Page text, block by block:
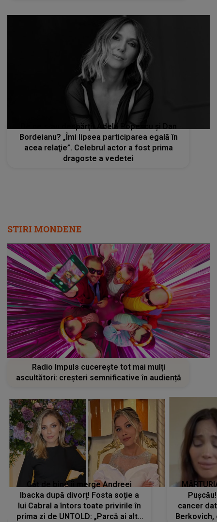
De ce s-au despărțit Adela Popescu și Dan
Bordeianu? „Îmi lipsea participarea egală în
acea relaţie”. Celebrul actor a fost prima
dragoste a vedetei
STIRI MONDENE
Radio Impuls cucerește tot mai mulți
ascultători: creșteri semnificative în audiență
Cât de bine îi merge Andreei
Ibacka după divorț! Fosta soție a
lui Cabral a întors toate privirile în
prima zi de UNTOLD: „Parcă ai altă
cancer
Berkovich,